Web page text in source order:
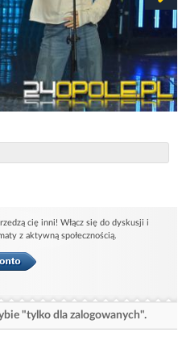
cię inni! Włącz się do dyskusji i
z aktywną społecznością.
"tylko dla zalogowanych".